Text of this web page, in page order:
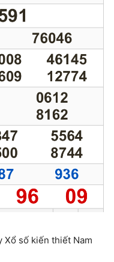
Xổ số kiến thiết Nam